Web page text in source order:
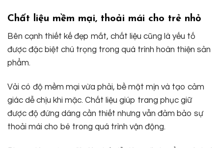
Chất liệu mềm mại, thoải mái cho trẻ nhỏ
Bên cạnh thiết kế đẹp mắt, chất liệu cũng là yếu tố
được đặc biệt chú trọng trong quá trình hoàn thiện sản
phẩm.
Vải có độ mềm mại vừa phải, bề mặt mịn và tạo cảm
giác dễ chịu khi mặc. Chất liệu giúp trang phục giữ
được độ đứng dáng cần thiết nhưng vẫn đảm bảo sự
thoải mái cho bé trong quá trình vận động.